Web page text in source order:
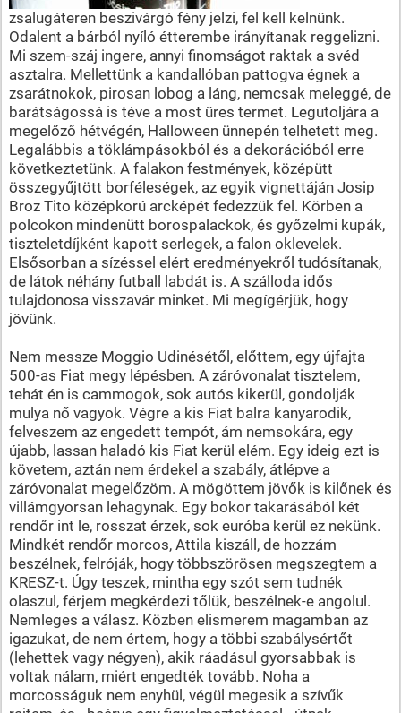
zsalugáteren beszivárgó fény jelzi, fel kell kelnünk.
Odalent a bárból nyíló étterembe irányítanak reggelizni.
Mi szem-száj ingere, annyi finomságot raktak a svéd
asztalra. Mellettünk a kandallóban pattogva égnek a
zsarátnokok, pirosan lobog a láng, nemcsak meleggé, de
barátságossá is téve a most üres termet. Legutoljára a
megelőző hétvégén, Halloween ünnepén telhetett meg.
Legalábbis a töklámpásokból és a dekorációból erre
következtetünk. A falakon festmények, középütt
összegyűjtött borféleségek, az egyik vignettáján Josip
Broz Tito középkorú arcképét fedezzük fel. Körben a
polcokon mindenütt borospalackok, és győzelmi kupák,
tiszteletdíjként kapott serlegek, a falon oklevelek.
Elsősorban a sízéssel elért eredményekről tudósítanak,
de látok néhány futball labdát is. A szálloda idős
tulajdonosa visszavár minket. Mi megígérjük, hogy
jövünk.
Nem messze Moggio Udinésétől, előttem, egy újfajta
500-as Fiat megy lépésben. A záróvonalat tisztelem,
tehát én is cammogok, sok autós kikerül, gondolják
mulya nő vagyok. Végre a kis Fiat balra kanyarodik,
felveszem az engedett tempót, ám nemsokára, egy
újabb, lassan haladó kis Fiat kerül elém. Egy ideig ezt is
követem, aztán nem érdekel a szabály, átlépve a
záróvonalat megelőzöm. A mögöttem jövők is kilőnek és
villámgyorsan lehagynak. Egy bokor takarásából két
rendőr int le, rosszat érzek, sok euróba kerül ez nekünk.
Mindkét rendőr morcos, Attila kiszáll, de hozzám
beszélnek, felróják, hogy többszörösen megszegtem a
KRESZ-t. Úgy teszek, mintha egy szót sem tudnék
olaszul, férjem megkérdezi tőlük, beszélnek-e angolul.
Nemleges a válasz. Közben elismerem magamban az
igazukat, de nem értem, hogy a többi szabálysértőt
(lehettek vagy négyen), akik ráadásul gyorsabbak is
voltak nálam, miért engedték tovább. Noha a
morcosságuk nem enyhül, végül megesik a szívűk